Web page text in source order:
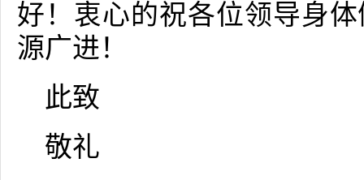
好！衷心的祝各位领导身
源广进！
此致
敬礼